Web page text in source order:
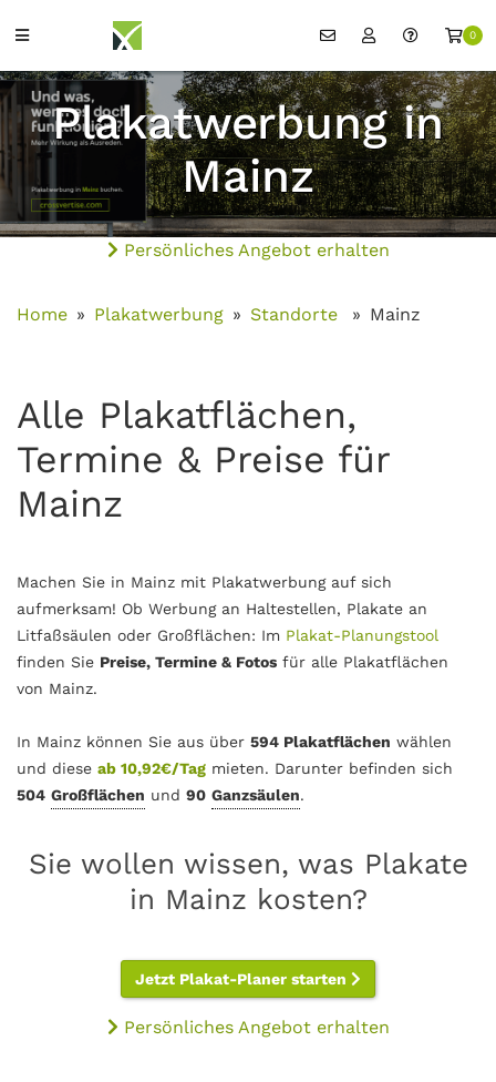
0
Plakatwerbung in
Mainz
Persönliches Angebot erhalten
Home Plakatwerbung Standorte Mainz
Alle Plakatflächen,
Termine & Preise für
Mainz
Machen Sie in Mainz mit Plakatwerbung auf sich
aufmerksam! Ob Werbung an Haltestellen, Plakate an
Litfaßsäulen oder Großflächen: Im Plakat-Planungstool
finden Sie Preise, Termine & Fotos für alle Plakatflächen
von Mainz.
In Mainz können Sie aus über 594 Plakatflächen wählen
und diese ab 10,92€/Tag mieten. Darunter befinden sich
504 Großflächen und 90 Ganzsäulen.
Sie wollen wissen, was Plakate
in Mainz kosten?
Jetzt Plakat-Planer starten
Persönliches Angebot erhalten